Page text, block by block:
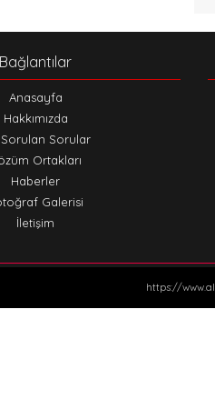
Bağlantılar
Anasayfa
Hakkımızda
Sorulan Sorular
Ortakları
Haberler
Galerisi
İletişim
https://